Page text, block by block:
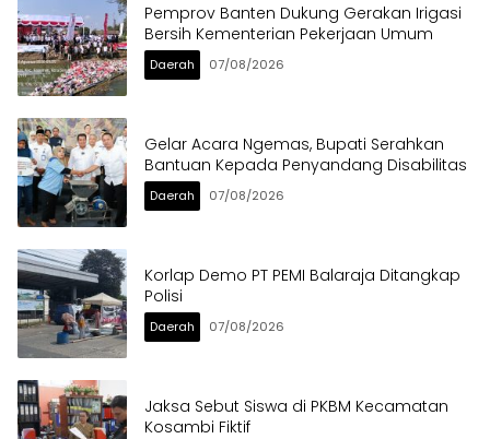
Pemprov Banten Dukung Gerakan Irigasi
Bersih Kementerian Pekerjaan Umum
Daerah 07/08/2026
Gelar Acara Ngemas, Bupati Serahkan
Bantuan Kepada Penyandang Disabilitas
Daerah 07/08/2026
Korlap Demo PT PEMI Balaraja Ditangkap
Polisi
Daerah 07/08/2026
Jaksa Sebut Siswa di PKBM Kecamatan
Kosambi Fiktif